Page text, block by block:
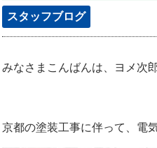
スタッフブログ
みなさまこんばんは、ヨメ次
京都の塗装工事に伴って、電